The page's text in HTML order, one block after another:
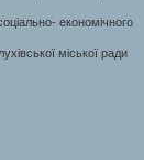
економічного
міської ради